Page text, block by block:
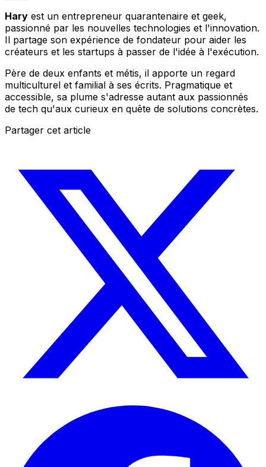
Hary est un entrepreneur quarantenaire et geek,
passionné par les nouvelles technologies et l'innovation.
Il partage son expérience de fondateur pour aider les
créateurs et les startups à passer de l'idée à l'exécution.
Père de deux enfants et métis, il apporte un regard
multiculturel et familial à ses écrits. Pragmatique et
accessible, sa plume s'adresse autant aux passionnés
de tech qu'aux curieux en quête de solutions concrètes.
Partager cet article